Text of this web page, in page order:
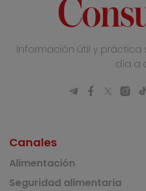
Información útil y
día a
Canales
Alimentación
Seguridad alimentaria